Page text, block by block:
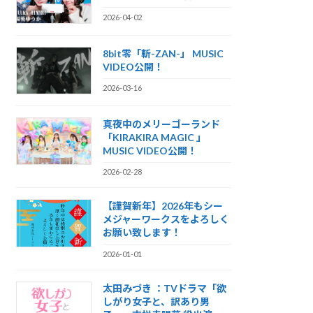
2026-04-02
8bit零「斬-ZAN-」 MUSIC
VIDEO公開！
2026-03-16
真夜中のメリーゴーランド
「KIRAKIRA MAGIC 」
MUSIC VIDEO公開！
2026-02-28
【謹賀新年】2026年もシー
メジャーワークスをよろしく
お願い致します！
2026-01-01
太田みづき ：TVドラマ「欲
しがり女子と、訳あり男